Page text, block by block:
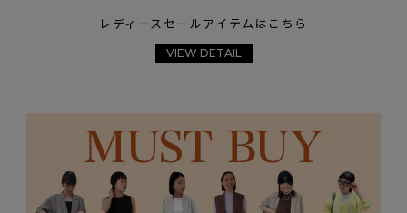
レディースセールアイテムはこちら
VIEW DETAIL